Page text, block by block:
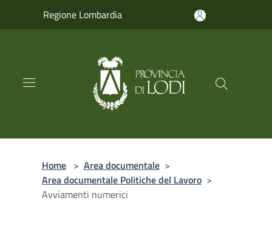
Regione Lombardia
Home > Area documentale >
Area documentale Politiche del Lavoro >
Avviamenti numerici